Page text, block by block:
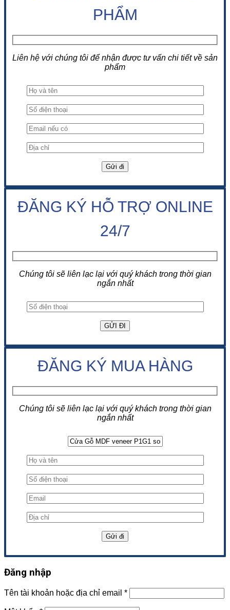
PHẨM
Liên hệ với chúng tôi để nhận được tư vấn chi tiết về sản
phẩm
ĐĂNG KÝ HỖ TRỢ ONLINE
24/7
Chúng tôi sẽ liên lạc lại với quý khách trong thời gian
ngắn nhất
ĐĂNG KÝ MUA HÀNG
Chúng tôi sẽ liên lạc lại với quý khách trong thời gian
ngắn nhất
Đăng nhập
Tên tài khoản hoặc địa chỉ email *